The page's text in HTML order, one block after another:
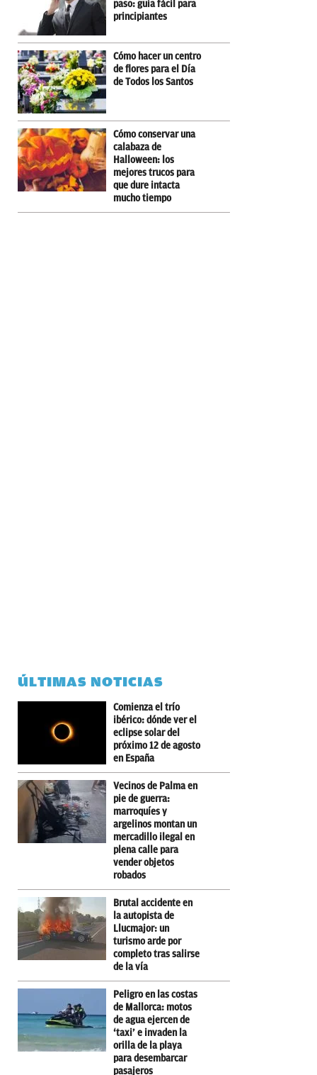
paso: guía fácil para
principiantes
Cómo hacer un centro
de flores para el Día
de Todos los Santos
Cómo conservar una
calabaza de
Halloween: los
mejores trucos para
que dure intacta
mucho tiempo
ÚLTIMAS NOTICIAS
Comienza el trío
ibérico: dónde ver el
eclipse solar del
próximo 12 de agosto
en España
Vecinos de Palma en
pie de guerra:
marroquíes y
argelinos montan un
mercadillo ilegal en
plena calle para
vender objetos
robados
Brutal accidente en
la autopista de
Llucmajor: un
turismo arde por
completo tras salirse
de la vía
Peligro en las costas
de Mallorca: motos
de agua ejercen de
‘taxi’ e invaden la
orilla de la playa
para desembarcar
pasajeros